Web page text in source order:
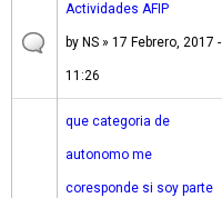
Actividades AFIP
by NS » 17 Febrero, 2017 -
11:26
que categoria de
autonomo me
coresponde si soy parte